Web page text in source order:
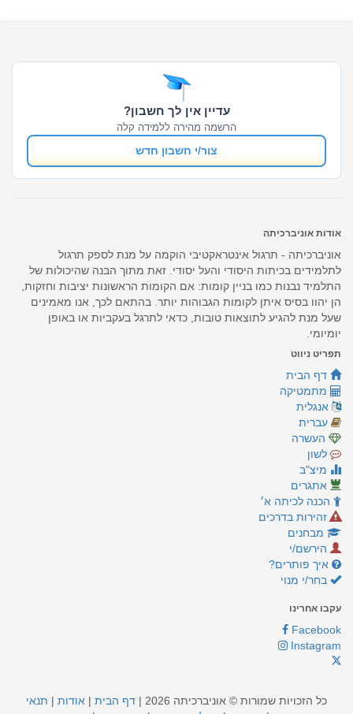
עדיין אין לך חשבון?
הרשמה מהירה ללמידה קלה
צור/י חשבון חדש
אודות אוניברכיתה
אוניברכיתה - תרגול אינטראקטיבי הוקמה על מנת לספק תרגול
לתלמידים בכיתות היסודי והעל יסודי. זאת מתוך הבנה שהיכולות של
התלמיד נבנות כמו בניין קומות: אם הקומות הראשונות יציבות וחזקות,
הן יהוו בסיס איתן לקומות הגבוהות יותר. בהתאם לכך, אנו מאמינים
שעל מנת להגיע לתוצאות טובות, כדאי לתרגל בעקביות או באופן
יומיומי.
תפריט ניווט
דף הבית
מתמטיקה
אנגלית
עברית
העשרה
לשון
מיצ"ב
אתגרים
הכנה לכיתה א׳
זהירות בדרכים
מבחנים
הירשם/י
איך פותרים?
בחר/י מנוי
עקבו אחרינו
Facebook
Instagram
כל הזכויות שמורות © אוניברכיתה 2026 | דף הבית | אודות | תנאי